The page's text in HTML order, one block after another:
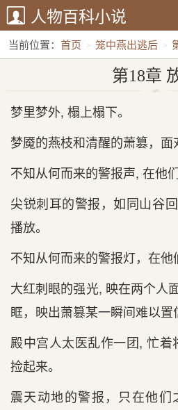
人物百科小说
当前位置： 首页 笼中燕出逃后
第18章
梦里梦外, 榻上榻下。
梦魇的燕枝和清醒的萧篡，面
不知从何而来的警报声, 在他
尖锐刺耳的警报，如同山谷
播放。
不知从何而来的警报灯，在他
大红刺眼的强光, 映在两个人
眶，映出萧篡某一瞬间难以置
殿中宫人太医乱作一团, 忙着
捡起来。
震天动地的警报，只在他